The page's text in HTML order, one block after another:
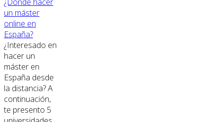
un máster
online en
España?
¿Interesado en
hacer un
máster en
España desde
la distancia? A
continuación,
te presento 5